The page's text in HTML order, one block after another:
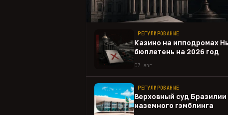
РЕГУЛИРОВАНИЕ
Казино на ипподромах
бюллетень на 2026 год
07 авг
РЕГУЛИРОВАНИЕ
Верховный суд
наземного гэмблинга